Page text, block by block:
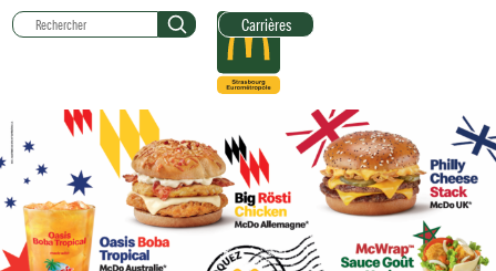
Carrières